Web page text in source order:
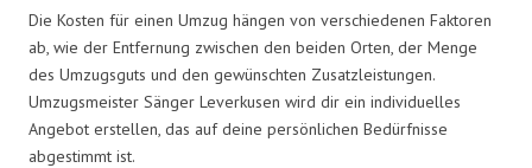
Die Kosten für einen Umzug hängen von verschiedenen Faktoren
ab, wie der Entfernung zwischen den beiden Orten, der Menge
des Umzugsguts und den gewünschten Zusatzleistungen.
Umzugsmeister Sänger Leverkusen wird dir ein individuelles
Angebot erstellen, das auf deine persönlichen Bedürfnisse
abgestimmt ist.